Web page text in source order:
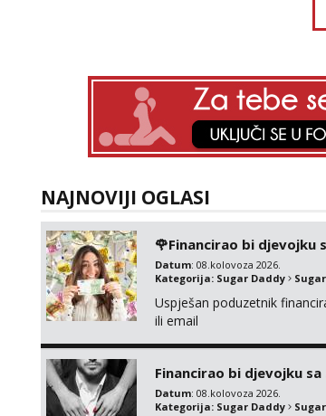
NAJNOVIJI OGLASI
🌹Financirao bi djevojku
Datum: 08.kolovoza 2026.
Kategorija: Sugar Daddy
Uspješan poduzetnik
ili email
Financirao bi djevojku
Datum: 08.kolovoza 2026.
Kategorija: Sugar Daddy